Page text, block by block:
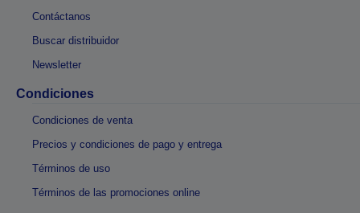
Contáctanos
Buscar distribuidor
Newsletter
Condiciones
Condiciones de venta
Precios y condiciones de pago y entrega
Términos de uso
Términos de las promociones online